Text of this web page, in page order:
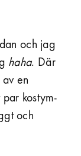
och jag
haha. Där
en
par kostym­
och